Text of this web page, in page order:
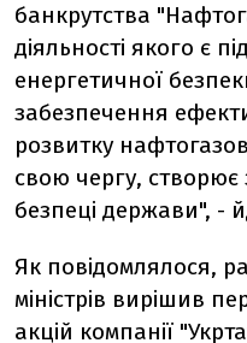
банкрутства
діяльності якого є
енергетичної
забезпечення
розвитку
свою чергу, створює
безпеці держави", -
Як повідомлялося,
міністрів вирішив
акцій компанії